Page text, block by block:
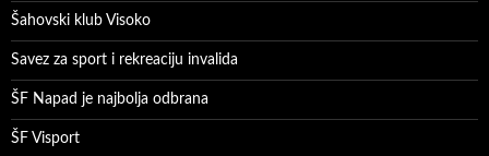
Šahovski klub Visoko
Savez za sport i rekreaciju invalida
ŠF Napad je najbolja odbrana
ŠF Visport